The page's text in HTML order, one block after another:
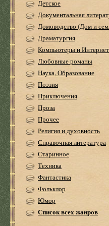
Детское
Документальная
Домоводство (Дом и
Драматургия
Компьютеры и Интернет
Любовные романы
Наука, Образование
Поэзия
Приключения
Проза
Прочее
Религия и духовность
Справочная литература
Старинное
Техника
Фантастика
Фольклор
Юмор
Список всех жанров